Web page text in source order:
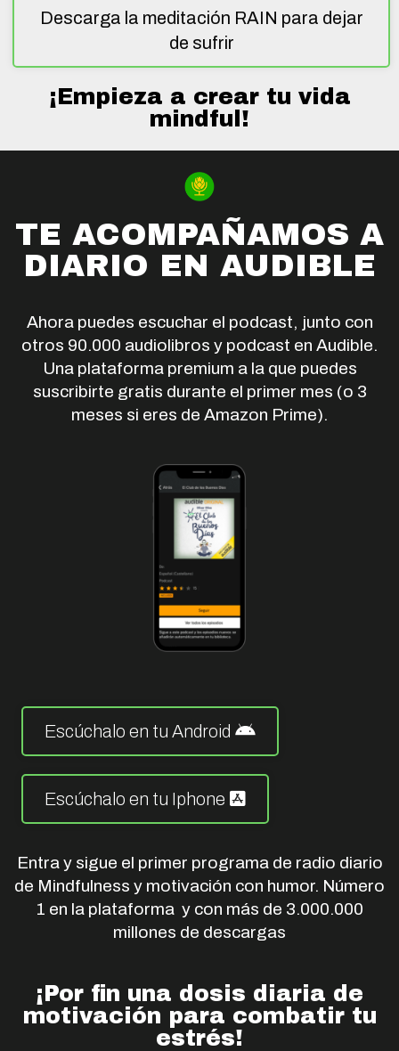
Descarga la meditación RAIN para dejar
de sufrir
¡Empieza a crear tu vida
mindful!
TE ACOMPAÑAMOS A
DIARIO EN AUDIBLE
Ahora puedes escuchar el podcast, junto con
otros 90.000 audiolibros y podcast en Audible.
Una plataforma premium a la que puedes
suscribirte gratis durante el primer mes (o 3
meses si eres de Amazon Prime).
Escúchalo en tu Android
Escúchalo en tu Iphone
Entra y sigue el primer programa de radio diario
de Mindfulness y motivación con humor. Número
1 en la plataforma y con más de 3.000.000
millones de descargas
¡Por fin una dosis diaria de
motivación para combatir tu
estrés!